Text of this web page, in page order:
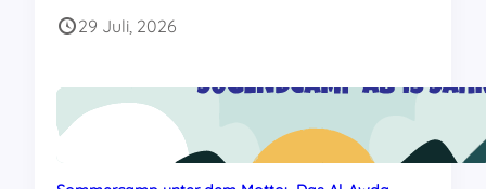
29 Juli, 2026